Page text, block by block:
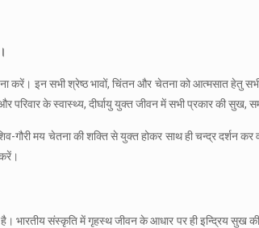
करें। इन सभी श्रेष्ठ भावों, चिंतन और चेतना को आत्मसात हेतु
परिवार के स्वास्थ्य, दीर्घायु युक्त जीवन में सभी प्रकार की सुख,
गौरी मय चेतना की शक्ति से युक्त होकर साथ ही चन्द्र दर्शन
भारतीय संस्कृति में गृहस्थ जीवन के आधार पर ही इन्द्रिय सुख